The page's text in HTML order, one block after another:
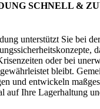
SCHNELL &
unterstützt Sie bei
oder bei
bleibt.
und entwickeln
auf Ihre Lagerhaltung